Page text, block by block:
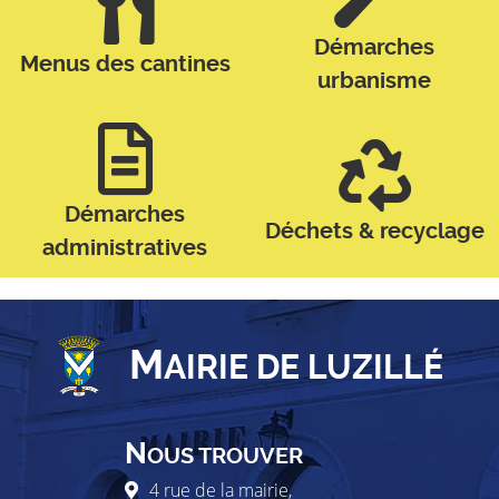
Menus des cantines
Démarches
urbanisme
Démarches
administratives
Déchets & recyclage
MAIRIE DE LUZILLÉ
NOUS TROUVER
4 rue de la mairie,